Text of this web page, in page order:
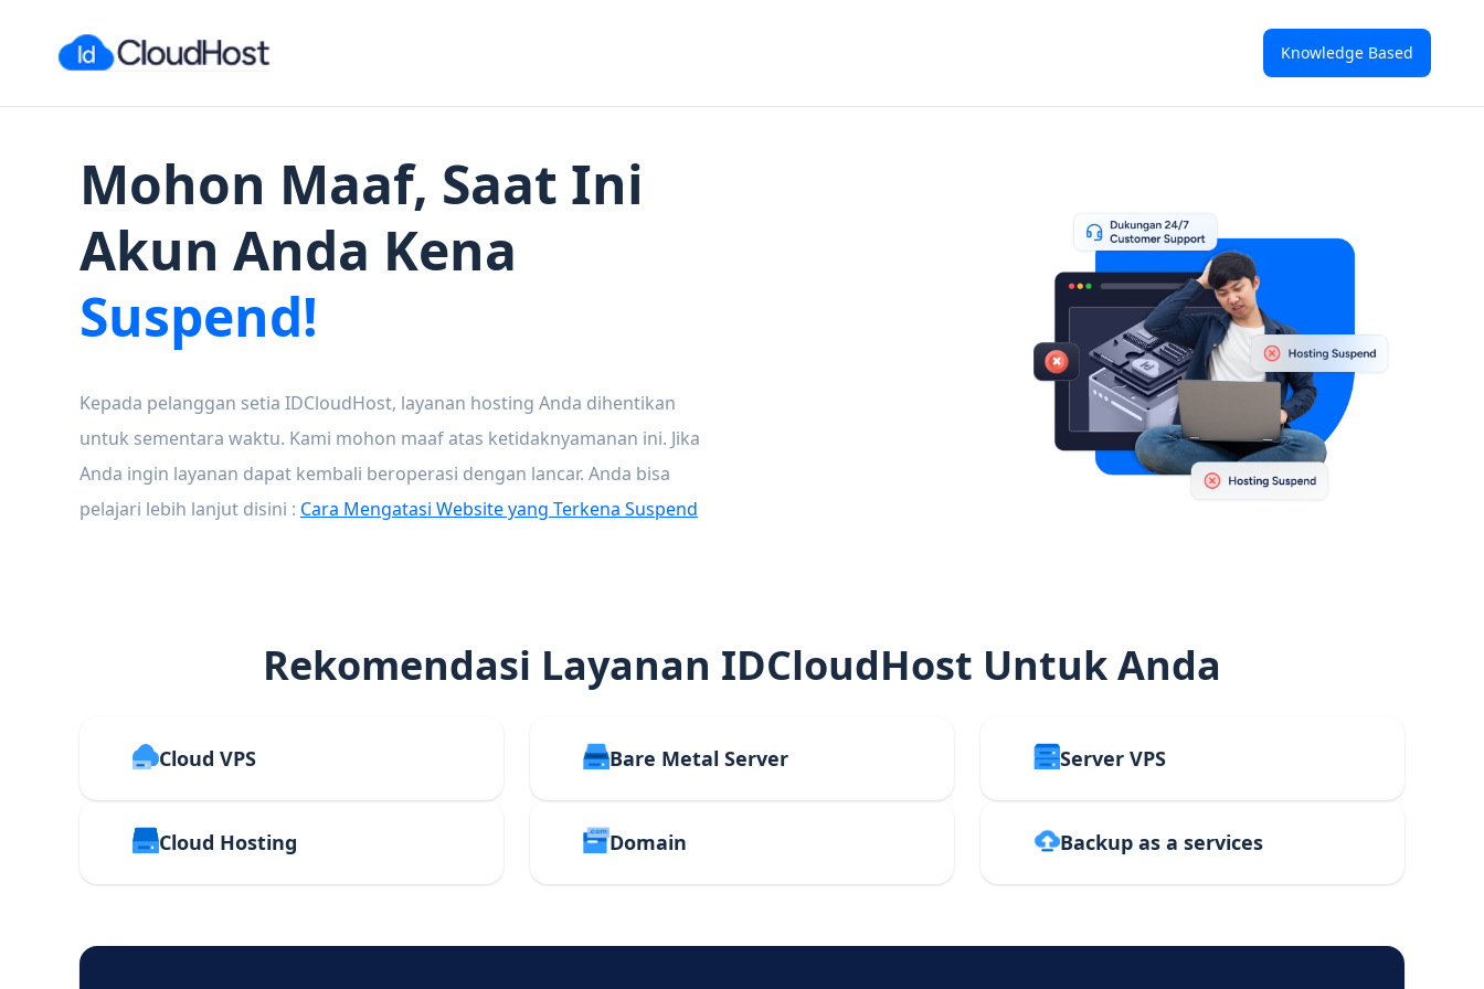
Knowledge Based
Mohon Maaf, Saat Ini
Akun Anda Kena
Suspend!
Kepada pelanggan setia IDCloudHost, layanan hosting Anda dihentikan
untuk sementara waktu. Kami mohon maaf atas ketidaknyamanan ini. Jika
Anda ingin layanan dapat kembali beroperasi dengan lancar. Anda bisa
pelajari lebih lanjut disini : Cara Mengatasi Website yang Terkena Suspend
Rekomendasi Layanan IDCloudHost Untuk Anda
Cloud VPS Bare Metal Server Server VPS
Cloud Hosting Domain Backup as a services